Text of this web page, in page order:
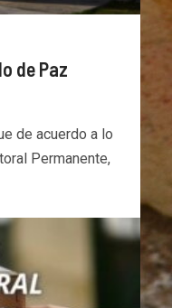
de Paz
de acuerdo a lo
Permanente,